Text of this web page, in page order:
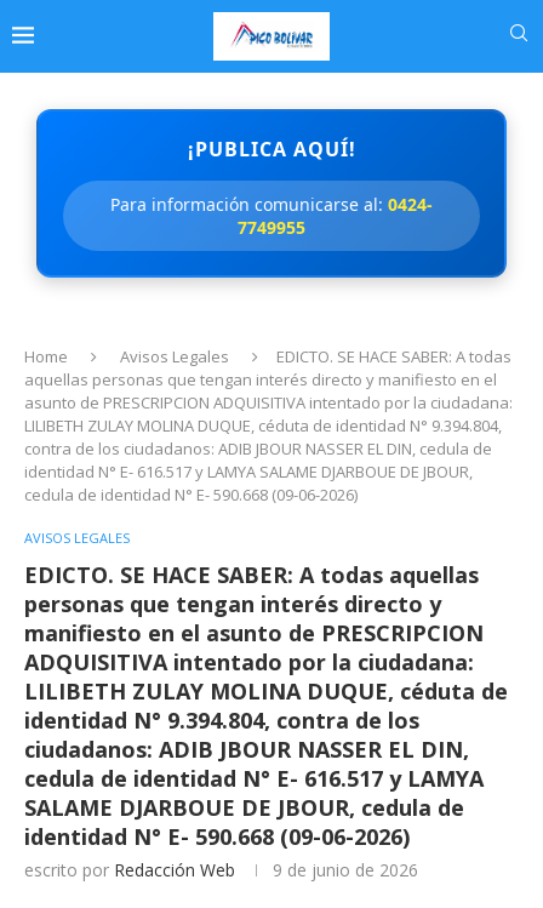
¡PUBLICA AQUÍ!
Para información comunicarse al: 0424-
7749955
Home Avisos Legales
EDICTO. SE HACE SABER: A todas
aquellas personas que tengan interés directo y manifiesto en el
asunto de PRESCRIPCION ADQUISITIVA intentado por la ciudadana:
LILIBETH ZULAY MOLINA DUQUE, céduta de identidad N° 9.394.804,
contra de los ciudadanos: ADIB JBOUR NASSER EL DIN, cedula de
identidad N° E- 616.517 y LAMYA SALAME DJARBOUE DE JBOUR,
cedula de identidad N° E- 590.668 (09-06-2026)
AVISOS LEGALES
EDICTO. SE HACE SABER: A todas aquellas
personas que tengan interés directo y
manifiesto en el asunto de PRESCRIPCION
ADQUISITIVA intentado por la ciudadana:
LILIBETH ZULAY MOLINA DUQUE, céduta de
identidad N° 9.394.804, contra de los
ciudadanos: ADIB JBOUR NASSER EL DIN,
cedula de identidad N° E- 616.517 y LAMYA
SALAME DJARBOUE DE JBOUR, cedula de
identidad N° E- 590.668 (09-06-2026)
escrito por Redacción Web 9 de junio de 2026